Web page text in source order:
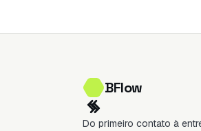
BFlow
Do primeiro contato à